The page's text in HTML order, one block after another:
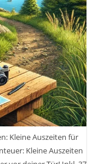
Kleine Auszeiten für
Kleine Auszeiten